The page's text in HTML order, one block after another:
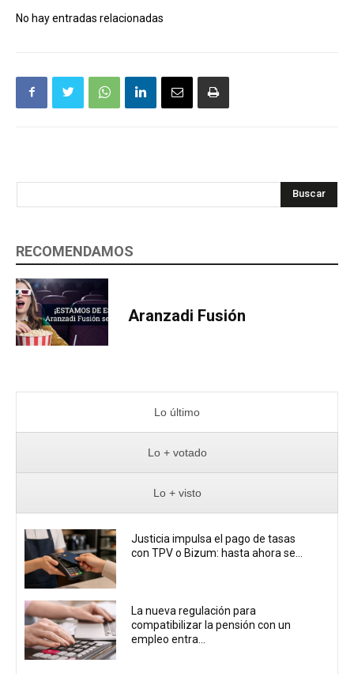
No hay entradas relacionadas
Buscar
RECOMENDAMOS
Aranzadi Fusión
Lo último
Lo + votado
Lo + visto
Justicia impulsa el pago de tasas
con TPV o Bizum: hasta ahora se...
La nueva regulación para
compatibilizar la pensión con un
empleo entra...